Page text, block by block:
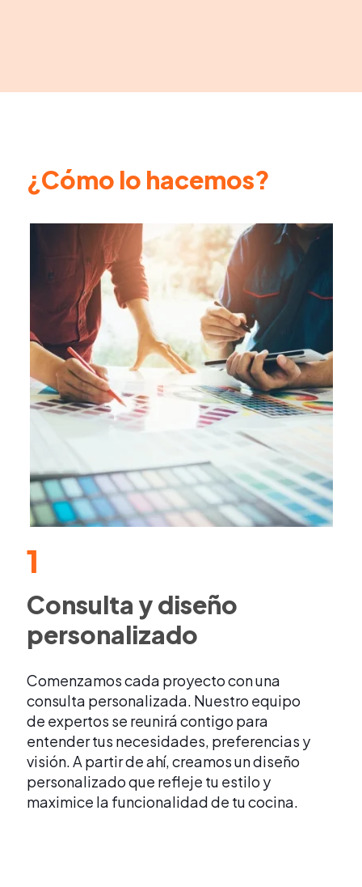
¿Cómo lo hacemos?
1
Consulta y diseño
personalizado
Comenzamos cada proyecto con una
consulta personalizada. Nuestro equipo
de expertos se reunirá contigo para
entender tus necesidades, preferencias y
visión. A partir de ahí, creamos un diseño
personalizado que refleje tu estilo y
maximice la funcionalidad de tu cocina.